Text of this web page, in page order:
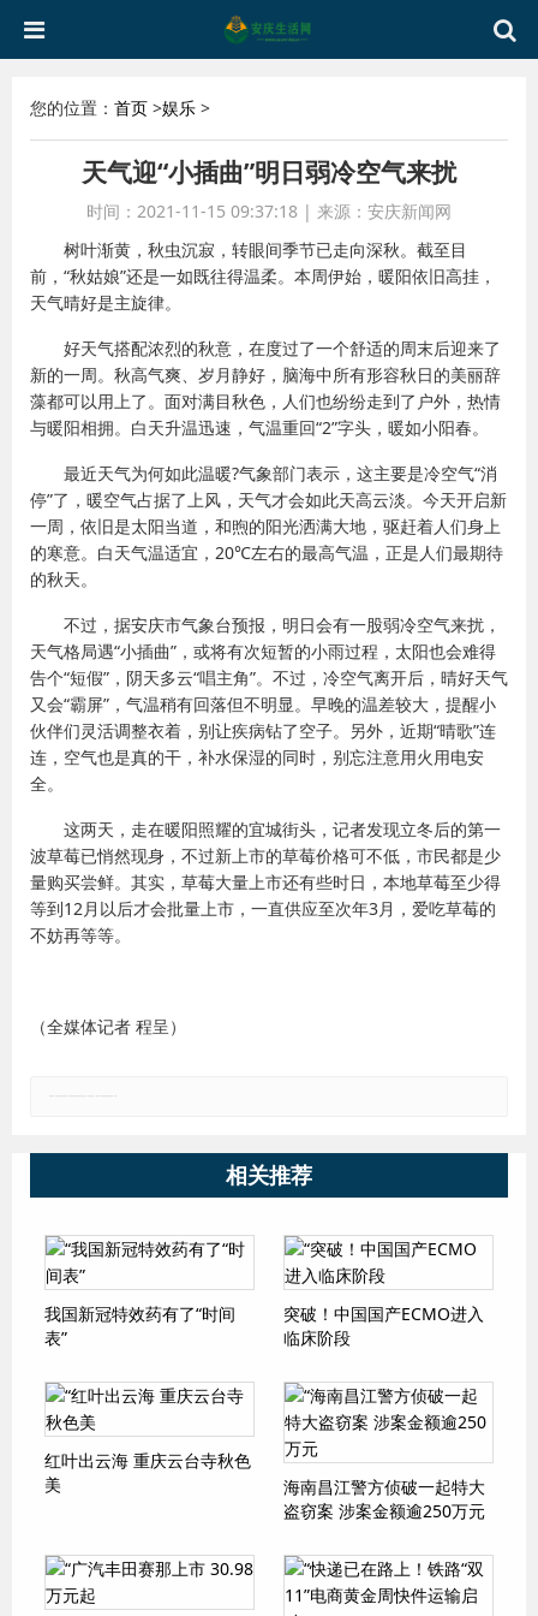
您的位置： 首页 >娱乐 >
天气迎“小插曲”明日弱冷空气来扰
时间：2021-11-15 09:37:18 | 来源：安庆新闻网
树叶渐黄，秋虫沉寂，转眼间季节已走向深秋。截至目
前，“秋姑娘”还是一如既往得温柔。本周伊始，暖阳依旧高挂，
天气晴好是主旋律。
好天气搭配浓烈的秋意，在度过了一个舒适的周末后迎来了
新的一周。秋高气爽、岁月静好，脑海中所有形容秋日的美丽辞
藻都可以用上了。面对满目秋色，人们也纷纷走到了户外，热情
与暖阳相拥。白天升温迅速，气温重回“2”字头，暖如小阳春。
最近天气为何如此温暖?气象部门表示，这主要是冷空气“消
停”了，暖空气占据了上风，天气才会如此天高云淡。今天开启新
一周，依旧是太阳当道，和煦的阳光洒满大地，驱赶着人们身上
的寒意。白天气温适宜，20℃左右的最高气温，正是人们最期待
的秋天。
不过，据安庆市气象台预报，明日会有一股弱冷空气来扰，
天气格局遇“小插曲”，或将有次短暂的小雨过程，太阳也会难得
告个“短假”，阴天多云“唱主角”。不过，冷空气离开后，晴好天气
又会“霸屏”，气温稍有回落但不明显。早晚的温差较大，提醒小
伙伴们灵活调整衣着，别让疾病钻了空子。另外，近期“晴歌”连
连，空气也是真的干，补水保湿的同时，别忘注意用火用电安
全。
这两天，走在暖阳照耀的宜城街头，记者发现立冬后的第一
波草莓已悄然现身，不过新上市的草莓价格可不低，市民都是少
量购买尝鲜。其实，草莓大量上市还有些时日，本地草莓至少得
等到12月以后才会批量上市，一直供应至次年3月，爱吃草莓的
不妨再等等。
（全媒体记者 程呈）
相关推荐
我国新冠特效药有了“时间
表”
突破！中国国产ECMO进入
临床阶段
红叶出云海 重庆云台寺秋色
美
海南昌江警方侦破一起特大
盗窃案 涉案金额逾250万元